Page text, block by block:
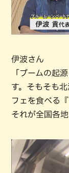
伊波さん
「ブームの起
す。そもそも
フェを食べる
それが全国各